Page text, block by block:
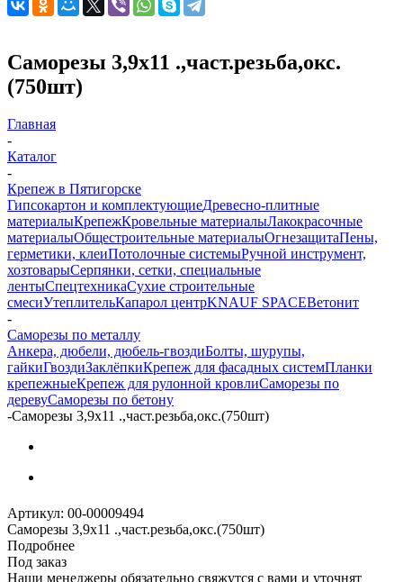
Саморезы 3,9х11 .,част.резьба,окс.
(750шт)
Главная
-
Каталог
-
Крепеж в Пятигорске
Гипсокартон и комплектующиеДревесно-плитные
материалыКрепежКровельные материалыЛакокрасочные
материалыОбщестроительные материалыОгнезащитаПены,
герметики, клеиПотолочные системыРучной инструмент,
хозтоварыСерпянки, сетки, специальные
лентыСпецтехникаСухие строительные
смесиУтеплительКапарол центрKNAUF SPACEВетонит
-
Саморезы по металлу
Анкера, дюбели, дюбель-гвоздиБолты, шурупы,
гайкиГвоздиЗаклёпкиКрепеж для фасадных системПланки
крепежныеКрепеж для рулонной кровлиСаморезы по
деревуСаморезы по бетону
-Саморезы 3,9х11 .,част.резьба,окс.(750шт)
Артикул: 00-00009494
Саморезы 3,9х11 .,част.резьба,окс.(750шт)
Подробнее
Под заказ
Наши менеджеры обязательно свяжутся с вами и уточнят